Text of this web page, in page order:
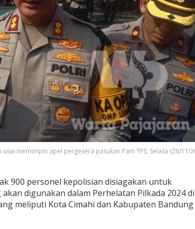
memimpin apel pergesera pasukan Pam TPS, Selasa (26/11/
900 personel kepolisian disiagakan untuk
digunakan dalam Perhelatan Pilkada 2024 di
meliputi Kota Cimahi dan Kabupaten Bandung